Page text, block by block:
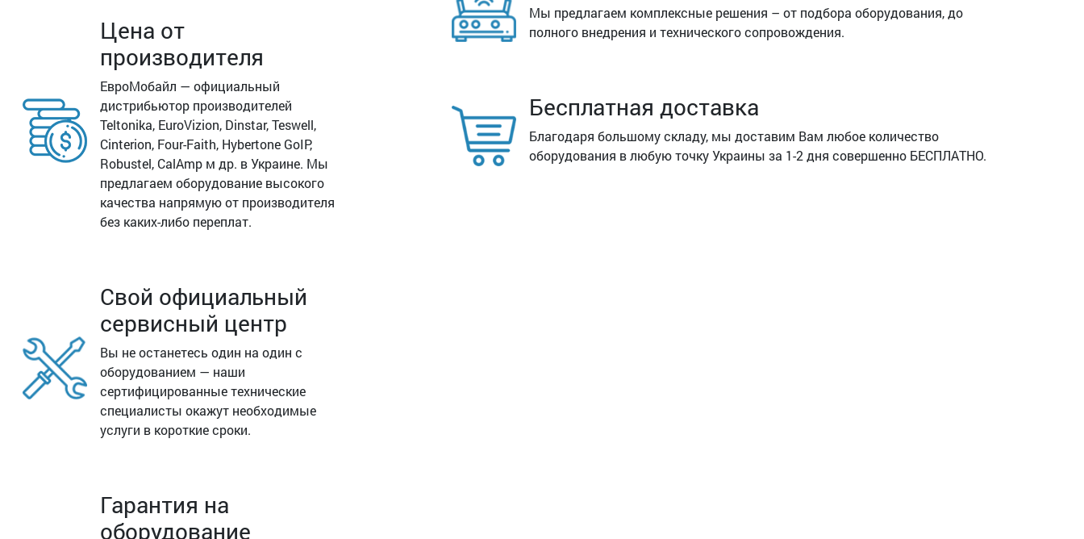
Цена от
производителя
ЕвроМобайл — официальный
дистрибьютор производителей
Teltonika, EuroVizion, Dinstar, Teswell,
Cinterion, Four-Faith, Hybertone GoIP,
Robustel, CalAmp м др. в Украине. Мы
предлагаем оборудование высокого
качества напрямую от производителя
без каких-либо переплат.
Свой официальный
сервисный центр
Вы не останетесь один на один с
оборудованием — наши
сертифицированные технические
специалисты окажут необходимые
услуги в короткие сроки.
Гарантия на
оборудование
Мы предлагаем комплексные решения – от подбора оборудования, до
полного внедрения и технического сопровождения.
Бесплатная доставка
Благодаря большому складу, мы доставим Вам любое количество
оборудования в любую точку Украины за 1-2 дня совершенно БЕСПЛАТНО.